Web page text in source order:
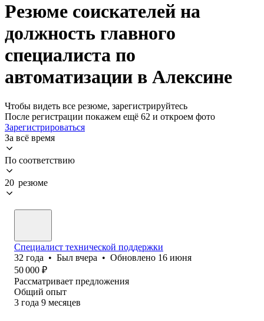
Резюме соискателей на
должность главного
специалиста по
автоматизации в Алексине
Чтобы видеть все резюме, зарегистрируйтесь
После регистрации покажем ещё 62 и откроем фото
Зарегистрироваться
За всё время
По соответствию
20 резюме
Специалист технической поддержки
32 года • Был вчера • Обновлено 16 июня
50 000 ₽
Рассматривает предложения
Общий опыт
3 года 9 месяцев